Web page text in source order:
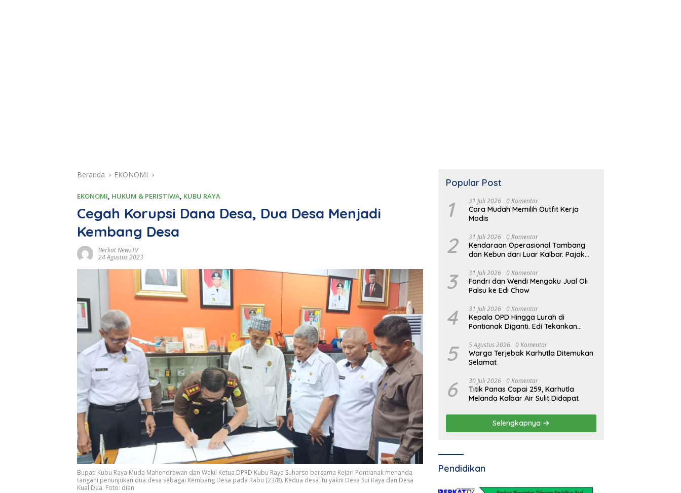
Beranda EKONOMI
EKONOMI, HUKUM & PERISTIWA, KUBU RAYA
Cegah Korupsi Dana Desa, Dua Desa Menjadi
Kembang Desa
Berkat NewsTV
24 Agustus 2023
Bupati Kubu Raya Muda Mahendrawan dan Wakil Ketua DPRD Kubu Raya Suharso bersama Kejari Pontianak menanda
tangani penunjukan dua desa sebagai Kembang Desa pada Rabu (23/8). Kedua desa itu yakni Desa Sui Raya dan Desa
Kual Dua. Foto: dian
Popular Post
1 31 Juli 2026 0 Komentar
Cara Mudah Memilih Outfit Kerja
Modis
2 31 Juli 2026 0 Komentar
Kendaraan Operasional Tambang
dan Kebun dari Luar Kalbar. Pajak
3 31 Juli 2026 0 Komentar
Fondri dan Wendi Mengaku Jual Oli
Palsu ke Edi Chow
4 31 Juli 2026 0 Komentar
Kepala OPD Hingga Lurah di
Pontianak Diganti. Edi Tekankan
5 5 Agustus 2026 0 Komentar
Warga Terjebak Karhutla Ditemukan
Selamat
6 30 Juli 2026 0 Komentar
Titik Panas Capai 259, Karhutla
Melanda Kalbar Air Sulit Didapat
Selengkapnya
Pendidikan